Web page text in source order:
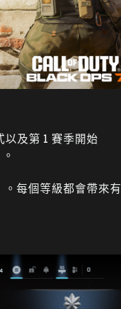
及第 1 賽季開始
每個等級都會帶來有